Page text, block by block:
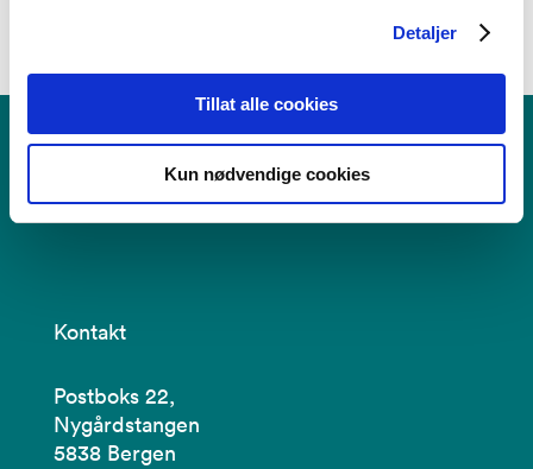
Detaljer
Tillat alle cookies
Kun nødvendige cookies
Regionalt kunnskapssenter for barn og unge
Kontakt
Postboks 22,
Nygårdstangen
5838 Bergen